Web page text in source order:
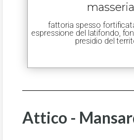
masseria
fattoria spesso
espressione del latifondo,
presidio del
Attico -